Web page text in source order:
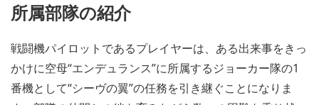
所属部隊の紹介
戦闘機パイロットであるプレイヤーは、ある出来事をきっ
かけに空母“エンデュランス”に所属するジョーカー隊の1
番機として“シーヴの翼”の任務を引き継ぐことになりま